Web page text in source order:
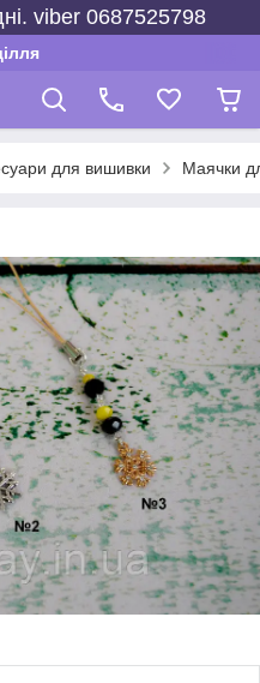
viber 0687525798
для вишивки Маячки